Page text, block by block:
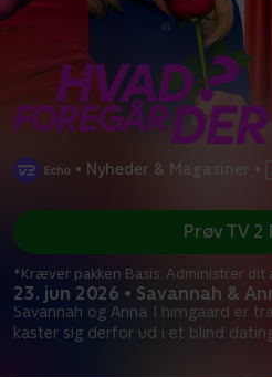
• Nyheder & Magasiner •
23. jun 2026 • Savannah &
Savannah og Anna Thimgaard er
kaster sig derfor ud i et blind
Prøv TV 2
*Kræver pakken Basis. Administrer dit